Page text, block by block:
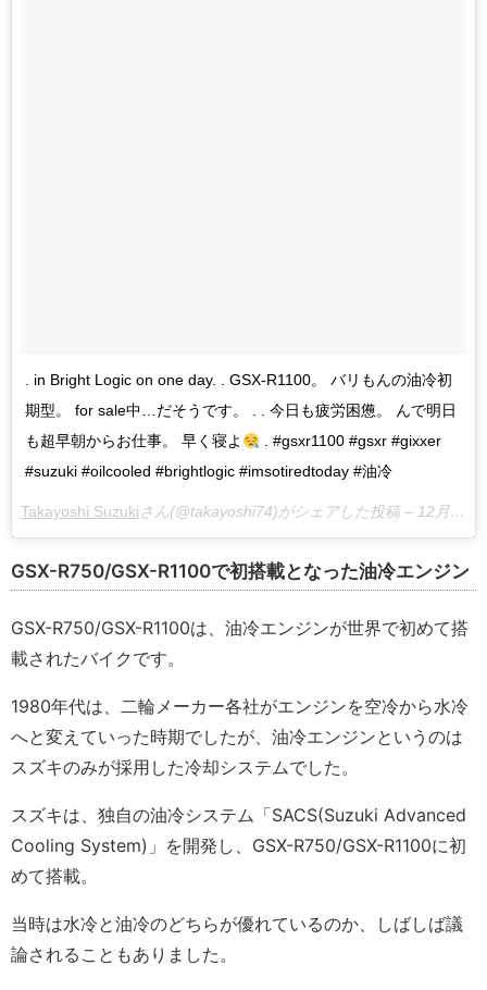
. in Bright Logic on one day. . GSX-R1100。 バリもんの油冷初
期型。 for sale中…だそうです。 . . 今日も疲労困憊。 んで明日
も超早朝からお仕事。 早く寝よ
. #gsxr1100 #gsxr #gixxer
#suzuki #oilcooled #brightlogic #imsotiredtoday #油冷
Takayoshi Suzukiさん(@takayoshi74)がシェアした投稿 – 12月 28, 2017 at 3:20午前 PST
GSX-R750/GSX-R1100で初搭載となった油冷エンジン
GSX-R750/GSX-R1100は、油冷エンジンが世界で初めて搭
載されたバイクです。
1980年代は、二輪メーカー各社がエンジンを空冷から水冷
へと変えていった時期でしたが、油冷エンジンというのは
スズキのみが採用した冷却システムでした。
スズキは、独自の油冷システム「SACS(Suzuki Advanced
Cooling System)」を開発し、GSX-R750/GSX-R1100に初
めて搭載。
当時は水冷と油冷のどちらが優れているのか、しばしば議
論されることもありました。